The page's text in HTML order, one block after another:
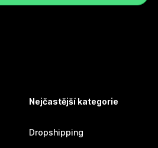
Nejčastější kategorie
Dropshipping